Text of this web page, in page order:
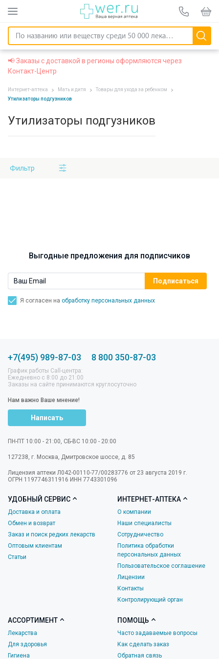
📢 Заказы с доставкой в регионы оформляются через
Контакт-Центр
Интернет-аптека Мать и дитя
Товары для ухода за ребенком
Утилизаторы подгузников
Утилизаторы подгузников
Фильтр
Выгодные предложения для подписчиков
Я согласен на обработку персональных данных
+7(495) 989-87-03 8 800 350-87-03
График работы Call-центра:
Ежедневно с 8:00 до 21:00
Заказы на сайте принимаются круглосуточно
Нам важно Ваше мнение!
Написать
ПН-ПТ 10:00 - 21:00, СБ-ВС 10:00 - 20:00
127238, г. Москва, Дмитровское шоссе, д. 85
Лицензия аптеки Л042-00110-77/00283776 от 23 августа 2019 г.
ОГРН 1197746311916 ИНН 7743301096
УДОБНЫЙ СЕРВИС
Доставка и оплата
Обмен и возврат
Заказ и поиск редких лекарств
Оптовым клиентам
Статьи
ИНТЕРНЕТ-АПТЕКА
О компании
Наши специалисты
Сотрудничество
Политика обработки
персональных данных
Пользовательское соглашение
Лицензии
Контакты
Контролирующий орган
АССОРТИМЕНТ
Лекарства
Для здоровья
Гигиена
ПОМОЩЬ
Часто задаваемые вопросы
Как сделать заказ
Обратная связь